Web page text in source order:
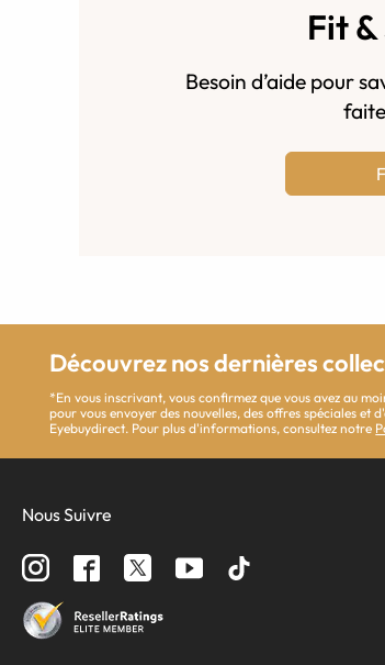
Fit
Besoin d’aide pour
Découvrez nos dernières
*En vous inscrivant, vous confirmez que vous avez au
pour vous envoyer des nouvelles, des offres spéciales
Eyebuydirect. Pour plus d'informations, consultez notre
Nous Suivre